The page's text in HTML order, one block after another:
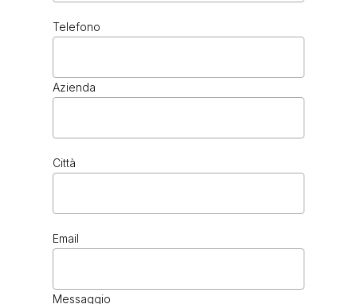
CHOCOLATE
Telefono
Azienda
Città
Email
Messaggio